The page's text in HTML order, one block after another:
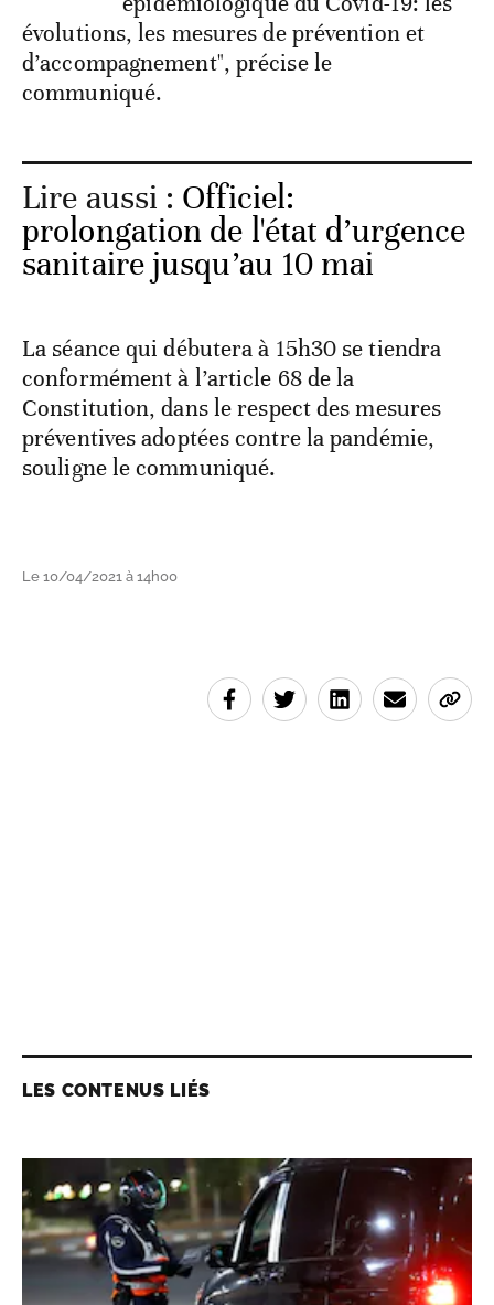
évolutions, les mesures de prévention et
d’accompagnement", précise le
communiqué.
Lire aussi : Officiel:
prolongation de l'état d’urgence
sanitaire jusqu’au 10 mai
La séance qui débutera à 15h30 se tiendra
conformément à l’article 68 de la
Constitution, dans le respect des mesures
préventives adoptées contre la pandémie,
souligne le communiqué.
Le 10/04/2021 à 14h00
LES CONTENUS LIÉS